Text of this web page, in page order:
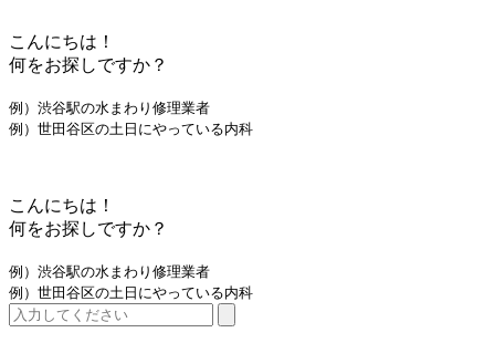
こんにちは！
何をお探しですか？
例）渋谷駅の水まわり修理業者
例）世田谷区の土日にやっている内科
こんにちは！
何をお探しですか？
例）渋谷駅の水まわり修理業者
例）世田谷区の土日にやっている内科